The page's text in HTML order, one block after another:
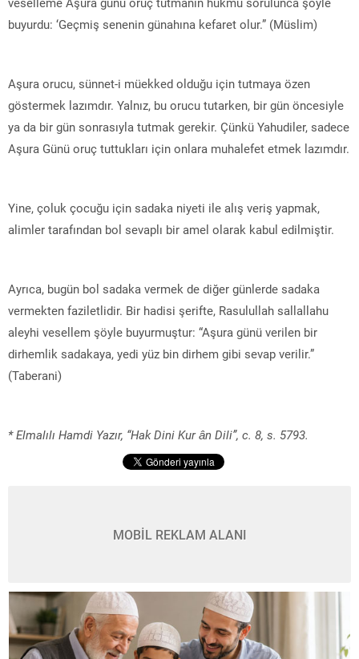
buyurdu: ‘Geçmiş senenin günahına kefaret olur.” (Müslim)
Aşura orucu, sünnet-i müekked olduğu için tutmaya özen
göstermek lazımdır. Yalnız, bu orucu tutarken, bir gün öncesiyle
ya da bir gün sonrasıyla tutmak gerekir. Çünkü Yahudiler, sadece
Aşura Günü oruç tuttukları için onlara muhalefet etmek lazımdır.
Yine, çoluk çocuğu için sadaka niyeti ile alış veriş yapmak,
alimler tarafından bol sevaplı bir amel olarak kabul edilmiştir.
Ayrıca, bugün bol sadaka vermek de diğer günlerde sadaka
vermekten faziletlidir. Bir hadisi şerifte, Rasulullah sallallahu
aleyhi vesellem şöyle buyurmuştur: “Aşura günü verilen bir
dirhemlik sadakaya, yedi yüz bin dirhem gibi sevap verilir.”
(Taberani)
* Elmalılı Hamdi Yazır, “Hak Dini Kur ân Dili”, c. 8, s. 5793.
MOBİL REKLAM ALANI